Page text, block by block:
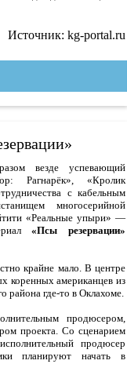
Источник: kg-portal.ru
везде успевающий
Рагнарёк», «Кролик
с кабельным
многосерийной
«Реальные упыри» —
«Псы резервации»
крайне мало. В центре
коренных американцев из
района где-то в Оклахоме.
продюсером,
проекта. Со сценарием
продюсер
планируют начать в